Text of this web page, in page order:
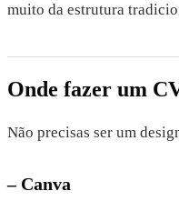
muito da estrutura
Onde fazer um
Não precisas ser um
– Canva